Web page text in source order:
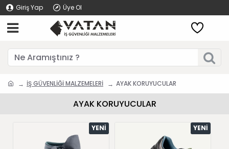
Giriş Yap Üye Ol
İŞ GÜVENLİĞİ MALZEMELERİ AYAK KORUYUCULAR
AYAK KORUYUCULAR
YENI YENI